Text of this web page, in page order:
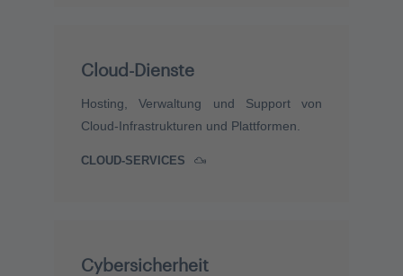
Cloud-Dienste
Hosting, Verwaltung und Support von
Cloud-Infrastrukturen und Plattformen.
CLOUD-SERVICES
Cybersicherheit